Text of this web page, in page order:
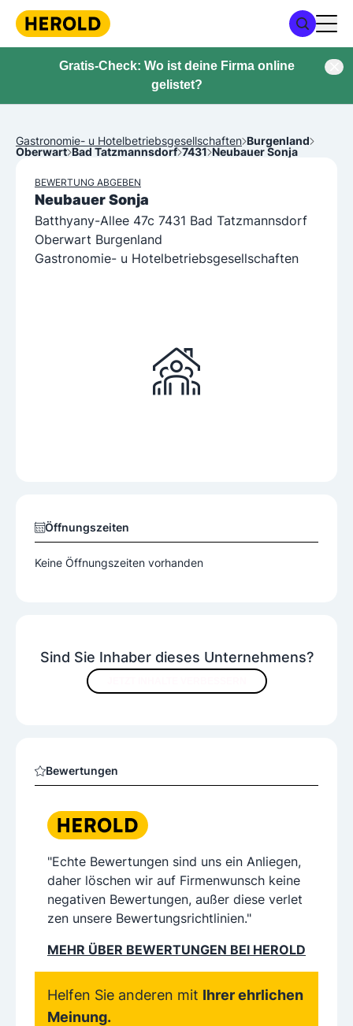
Gratis-Check: Wo ist deine Firma online
gelistet?
Gastronomie- u Hotelbetriebsgesellschaften Burgenland
Oberwart Bad Tatzmannsdorf 7431 Neubauer Sonja
BEWERTUNG ABGEBEN
Neubauer Sonja
Batthyany-Allee 47c 7431 Bad Tatzmannsdorf
Oberwart Burgenland
Gastronomie- u Hotelbetriebsgesellschaften
Sind Sie Inhaber dieses Unternehmens?
Bewertungen
"Echte Bewertungen sind uns ein Anliegen,
daher löschen wir auf Firmenwunsch keine
negativen Bewertungen, außer diese verlet
zen unsere Bewertungsrichtlinien."
MEHR ÜBER BEWERTUNGEN BEI HEROLD
Helfen Sie anderen mit Ihrer ehrlichen
Meinung.
Öffnungszeiten
Keine Öffnungszeiten vorhanden